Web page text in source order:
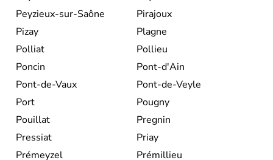
Peyzieux-sur-Saône
Pirajoux
Pizay
Plagne
Polliat
Pollieu
Poncin
Pont-d'Ain
Pont-de-Vaux
Pont-de-Veyle
Port
Pougny
Pouillat
Pregnin
Pressiat
Priay
Prémeyzel
Prémillieu